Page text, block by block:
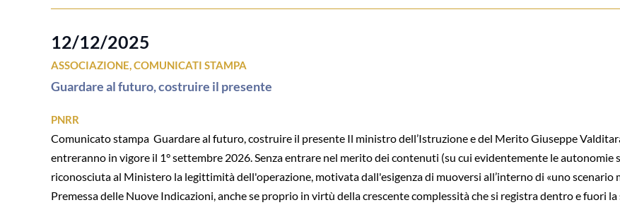
12/12/2025
ASSOCIAZIONE,COMUNICATI STAMPA
Guardare al futuro, costruire il presente
PNRR
Comunicato stampa Guardare al futuro, costruire il presente Il ministro dell’Istruzione e del Merito Giuseppe
entreranno in vigore il 1° settembre 2026. Senza entrare nel merito dei contenuti (su cui evidentemente le autonomie
riconosciuta al Ministero la legittimità dell'operazione, motivata dall'esigenza di muoversi all’interno di «uno scenario
Premessa delle Nuove Indicazioni, anche se proprio in virtù della crescente complessità che si registra dentro e fuori